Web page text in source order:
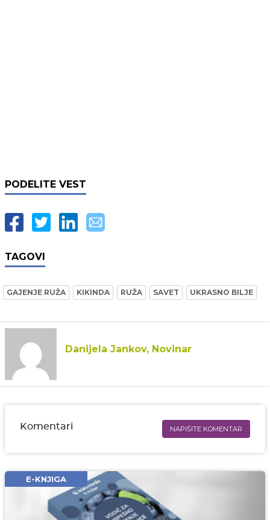
PODELITE VEST
TAGOVI
GAJENJE RUŽA KIKINDA RUŽA SAVET UKRASNO BILJE
Danijela Jankov, Novinar
Komentari NAPIŠITE KOMENTAR
Email* obavezno
Komentar* obavezno
E-KNJIGA